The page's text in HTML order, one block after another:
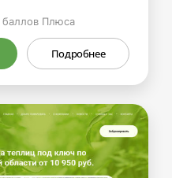
баллов Плюса
Подробнее